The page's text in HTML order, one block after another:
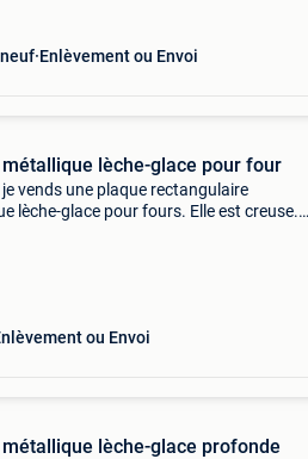
Enlèvement ou Envoi
métallique lèche-glace pour four
vends une plaque rectangulaire
lèche-glace pour fours. Elle est creuse.
ou Envoi
lèche-glace profonde